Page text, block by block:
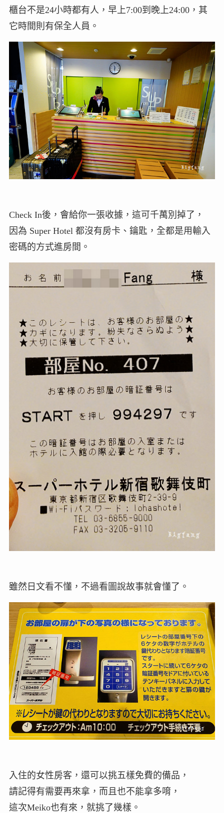
櫃台不是24小時都有人，早上7:00到晚上24:00，其
它時間則有保全人員。
Check In後，會給你一張收據，這可千萬別掉了，
因為 Super Hotel 都沒有房卡、鑰匙，全都是用輸入
密碼的方式進房間。
雖然日文看不懂，不過看圖說故事就會懂了。
入住的女性房客，還可以挑五樣免費的備品，
請記得有需要再來拿，而且也不能拿多唷，
這次Meiko也有來，就挑了幾樣。